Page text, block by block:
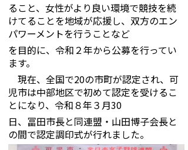
ること、女性がより良い環境で競技を続
けてることを地域が応援し、双方のエン
パワーメントを行うことなど
を目的に、令和２年から公募を行ってい
ます。
現在、全国で20の市町が認定され、可
児市は中部地区で初めて認定を受けるこ
とになり、令和８年３月30
日、冨田市長と同連盟・山田博子会長と
の間で認定調印式が行れました。